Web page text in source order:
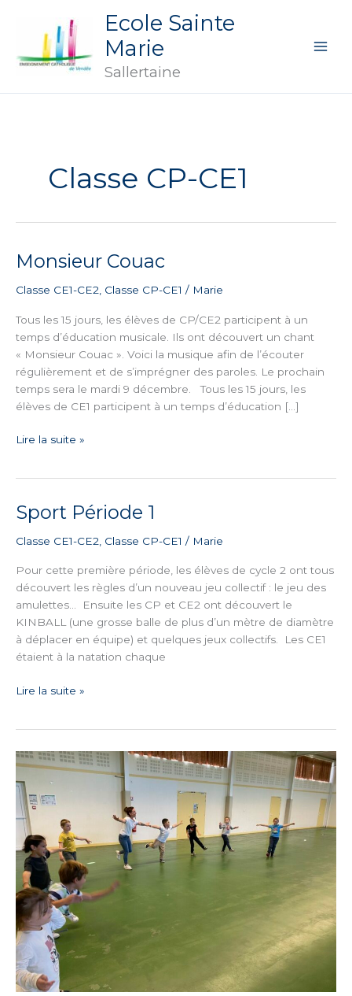
contenu
Ecole Sainte
Marie
Sallertaine
Classe CP-CE1
Monsieur Couac
Classe CE1-CE2 Classe CP-CE1 / Marie
Tous les 15 jours, les élèves de CP/CE2 participent à un
temps d’éducation musicale. Ils ont découvert un chant
« Monsieur Couac ». Voici la musique afin de l’écouter
régulièrement et de s’imprégner des paroles. Le prochain
temps sera le mardi 9 décembre. Tous les 15 jours, les
élèves de CE1 participent à un temps d’éducation […]
Monsieur
Lire la suite »
Sport Période 1
Classe CE1-CE2 Classe CP-CE1 / Marie
Pour cette première période, les élèves de cycle 2 ont tous
découvert les règles d’un nouveau jeu collectif : le jeu des
amulettes… Ensuite les CP et CE2 ont découvert le
KINBALL (une grosse balle de plus d’un mètre de diamètre
à déplacer en équipe) et quelques jeux collectifs. Les CE1
étaient à la natation chaque
Sport
Période
1
Lire la suite »
Initiation